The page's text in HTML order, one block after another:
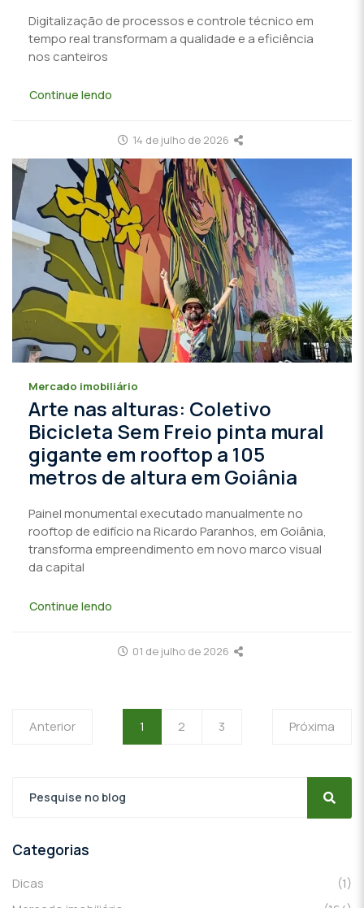
Digitalização de processos e controle técnico em
tempo real transformam a qualidade e a eficiência
nos canteiros
Continue lendo
14 de julho de 2026
Mercado imobiliário
Arte nas alturas: Coletivo
Bicicleta Sem Freio pinta mural
gigante em rooftop a 105
metros de altura em Goiânia
Painel monumental executado manualmente no
rooftop de edifício na Ricardo Paranhos, em Goiânia,
transforma empreendimento em novo marco visual
da capital
Continue lendo
01 de julho de 2026
Anterior 1 2 3 Próxima
Categorias
Dicas
(1)